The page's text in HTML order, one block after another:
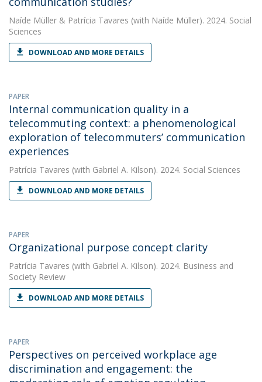
Naíde Müller & Patrícia Tavares (with Naíde Müller). 2024. Social
Sciences
DOWNLOAD AND MORE DETAILS
PAPER
Internal communication quality in a
telecommuting context: a phenomenological
exploration of telecommuters’ communication
experiences
Patrícia Tavares (with Gabriel A. Kilson). 2024. Social Sciences
DOWNLOAD AND MORE DETAILS
PAPER
Organizational purpose concept clarity
Patrícia Tavares (with Gabriel A. Kilson). 2024. Business and
Society Review
DOWNLOAD AND MORE DETAILS
PAPER
Perspectives on perceived workplace age
discrimination and engagement: the